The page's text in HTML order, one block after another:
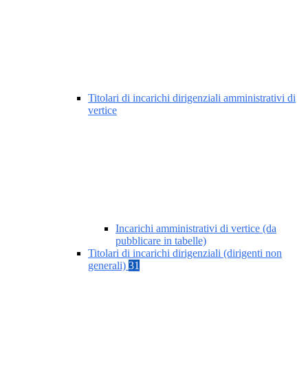
Titolari di incarichi dirigenziali amministrativi di
vertice
Incarichi amministrativi di vertice (da
pubblicare in tabelle)
Titolari di incarichi dirigenziali (dirigenti non
generali) 31